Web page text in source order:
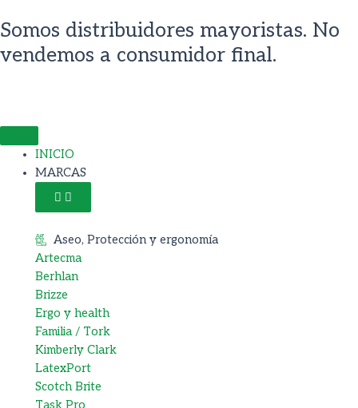
al
contenido
Somos distribuidores mayoristas. No
vendemos a consumidor final.
INICIO
MARCAS
Aseo, Protección y ergonomía
Artecma
Berhlan
Brizze
Ergo y health
Familia / Tork
Kimberly Clark
LatexPort
Scotch Brite
Task Pro